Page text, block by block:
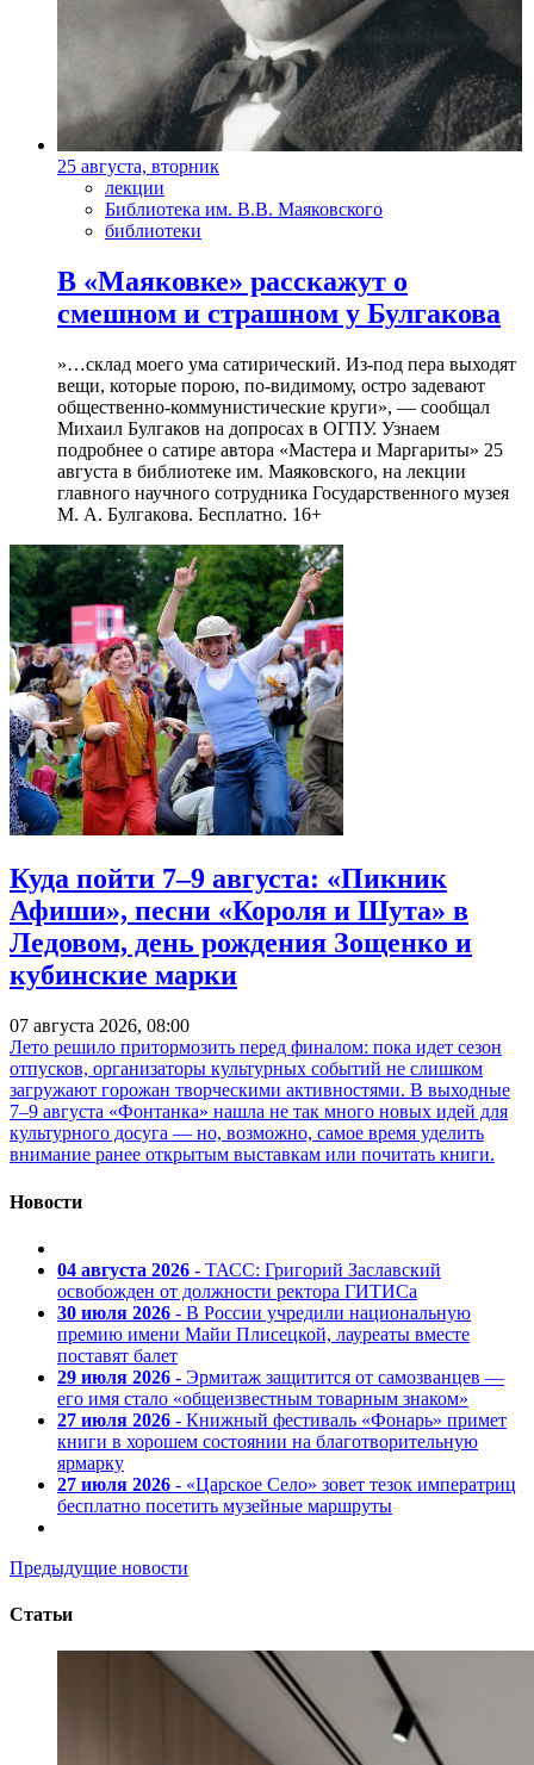
25 августа, вторник
лекции
Библиотека им. В.В. Маяковского
библиотеки
В «Маяковке» расскажут о
смешном и страшном у Булгакова
»…склад моего ума сатирический. Из-под пера выходят
вещи, которые порою, по-видимому, остро задевают
общественно-коммунистические круги», — сообщал
Михаил Булгаков на допросах в ОГПУ. Узнаем
подробнее о сатире автора «Мастера и Маргариты» 25
августа в библиотеке им. Маяковского, на лекции
главного научного сотрудника Государственного музея
М. А. Булгакова. Бесплатно. 16+
Куда пойти 7–9 августа: «Пикник
Афиши», песни «Короля и Шута» в
Ледовом, день рождения Зощенко и
кубинские марки
07 августа 2026, 08:00
Лето решило притормозить перед финалом: пока идет сезон
отпусков, организаторы культурных событий не слишком
загружают горожан творческими активностями. В выходные
7–9 августа «Фонтанка» нашла не так много новых идей для
культурного досуга — но, возможно, самое время уделить
внимание ранее открытым выставкам или почитать книги.
Новости
04 августа 2026 - ТАСС: Григорий Заславский
освобожден от должности ректора ГИТИСа
30 июля 2026 - В России учредили национальную
премию имени Майи Плисецкой, лауреаты вместе
поставят балет
29 июля 2026 - Эрмитаж защитится от самозванцев —
его имя стало «общеизвестным товарным знаком»
27 июля 2026 - Книжный фестиваль «Фонарь» примет
книги в хорошем состоянии на благотворительную
ярмарку
27 июля 2026 - «Царское Село» зовет тезок императриц
бесплатно посетить музейные маршруты
Предыдущие новости
Статьи